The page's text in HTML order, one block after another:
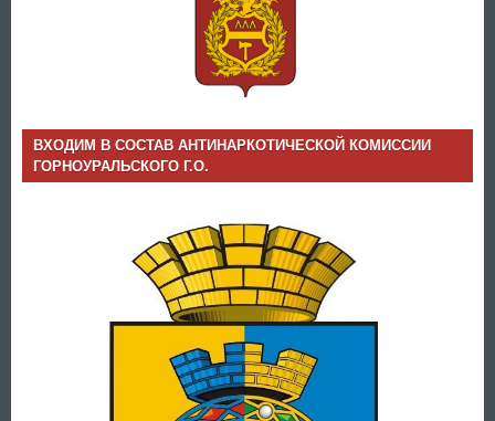
ВХОДИМ В СОСТАВ АНТИНАРКОТИЧЕСКОЙ КОМИССИИ
ГОРНОУРАЛЬСКОГО Г.О.